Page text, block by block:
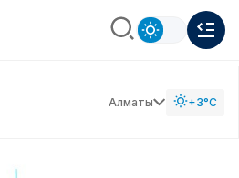
Алматы +3°C